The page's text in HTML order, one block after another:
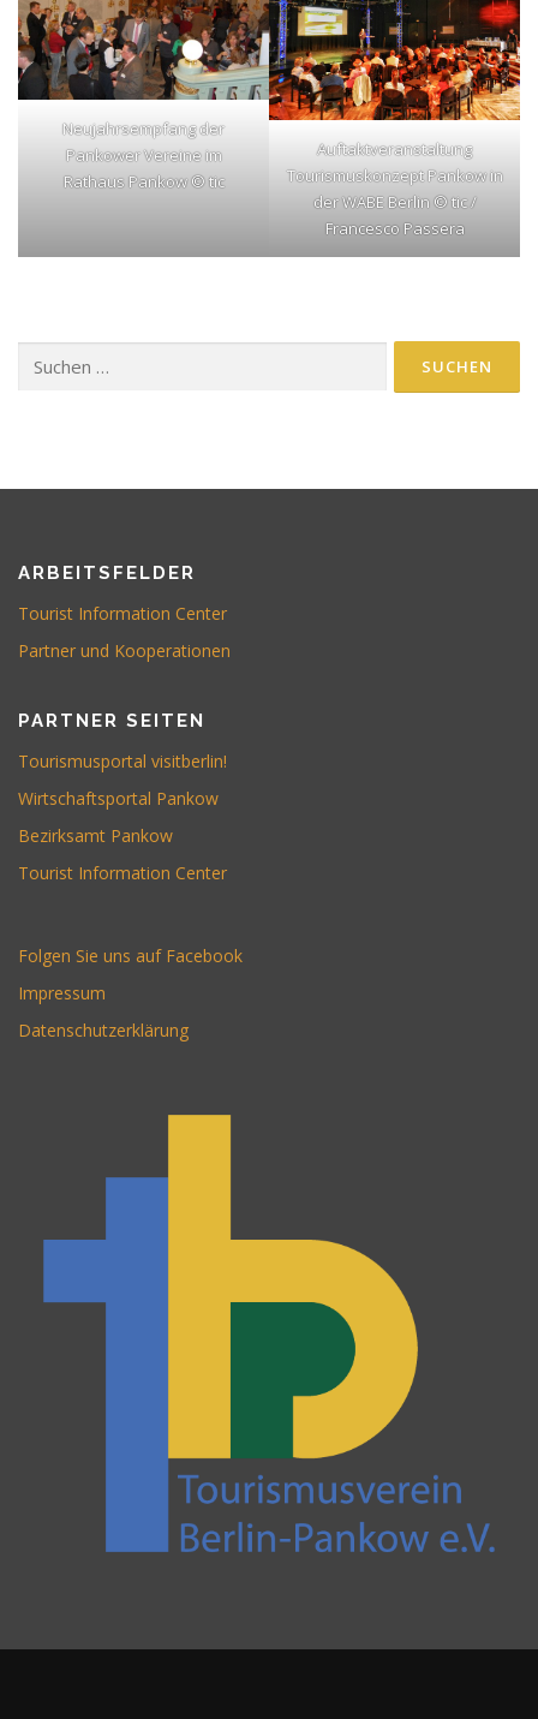
Neujahrsempfang der
Pankower Vereine im
Rathaus Pankow © tic
Auftaktveranstaltung
Tourismuskonzept Pankow in
der WABE Berlin © tic /
Francesco Passera
nach:
ARBEITSFELDER
Tourist Information Center
Partner und Kooperationen
PARTNER SEITEN
Tourismusportal visitberlin!
Wirtschaftsportal Pankow
Bezirksamt Pankow
Tourist Information Center
Folgen Sie uns auf Facebook
Impressum
Datenschutzerklärung